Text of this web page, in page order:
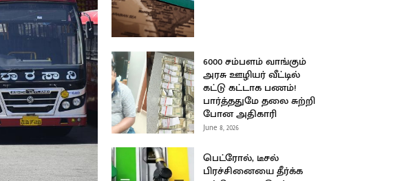
6000 சம்பளம் வாங்கும்
அரசு ஊழியர் வீட்டில்
கட்டு கட்டாக பணம்!
பார்த்ததுமே தலை சுற்றி
போன அதிகாரி
June 8, 2026
பெட்ரோல், டீசல்
பிரச்சினையை தீர்க்க